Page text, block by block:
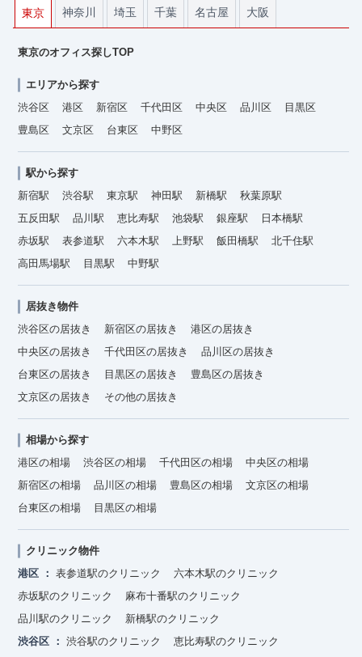
東京 神奈川 埼玉 千葉 名古屋 大阪
東京のオフィス探しTOP
エリアから探す
渋谷区
港区 新宿区 千代田区 中央区 品川区
目黒区
豊島区
文京区 台東区 中野区
駅から探す
新宿駅
渋谷駅 東京駅 神田駅 新橋駅
秋葉原駅
五反田駅
品川駅 恵比寿駅 池袋駅 銀座駅
日本橋駅
赤坂駅
表参道駅 六本木駅 上野駅 飯田橋駅
北千住駅
高田馬場駅
目黒駅 中野駅
居抜き物件
渋谷区の居抜き
新宿区の居抜き
港区の居抜き
中央区の居抜き
千代田区の居抜き
品川区の居抜き
台東区の居抜き
目黒区の居抜き
豊島区の居抜き
文京区の居抜き
その他の居抜き
相場から探す
港区の相場
渋谷区の相場 千代田区の相場
中央区の相場
新宿区の相場
品川区の相場 豊島区の相場
文京区の相場
台東区の相場
目黒区の相場
クリニック物件
港区
表参道駅のクリニック
六本木駅のクリニック
赤坂駅のクリニック
麻布十番駅のクリニック
品川駅のクリニック
新橋駅のクリニック
渋谷区
渋谷駅のクリニック
恵比寿駅のクリニック